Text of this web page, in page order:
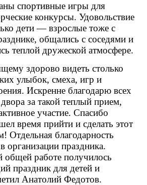
спортивные игры для
конкурсы. Удовольствие
дети — взрослые тоже с
общались с соседями и
теплой дружеской атмосфере.
здорово видеть столько
улыбок, смеха, игр и
Искренне благодарю всех
за такой теплый прием,
участие. Спасибо
время прийти и сделать этот
Отдельная благодарность
организации праздника.
общей работе получилось
праздник для детей и
Анатолий Федотов.